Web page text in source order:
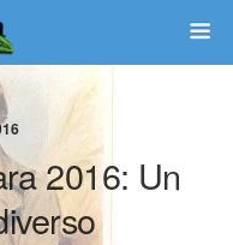
2016: Un